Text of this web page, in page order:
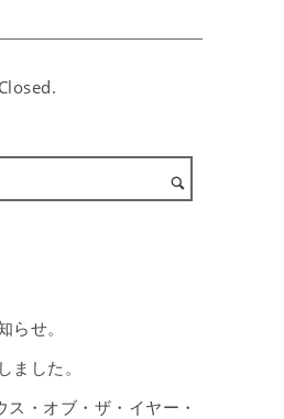
らせ。
ました。
・オブ・ザ・イヤー・